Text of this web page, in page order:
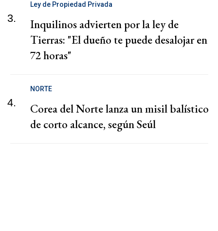
3.
Ley de Propiedad Privada
Inquilinos advierten por la ley de
Tierras: "El dueño te puede desalojar en
72 horas"
4.
NORTE
Corea del Norte lanza un misil balístico
de corto alcance, según Seúl